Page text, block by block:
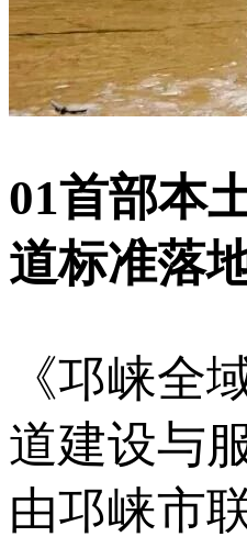
01首部本
道标准落
《邛崃全
道建设与
由邛崃市